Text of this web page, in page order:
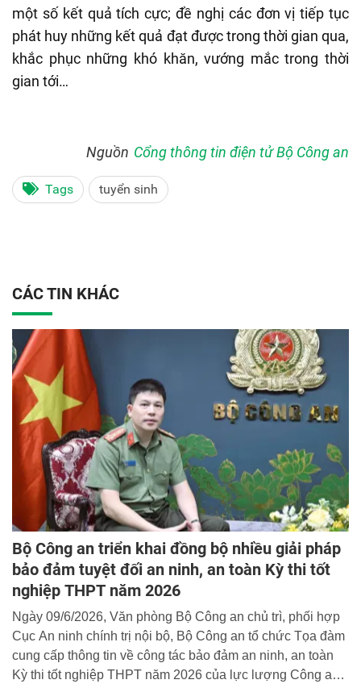
một số kết quả tích cực; đề nghị các đơn vị tiếp tục
phát huy những kết quả đạt được trong thời gian qua,
khắc phục những khó khăn, vướng mắc trong thời
gian tới…
Nguồn Cổng thông tin điện tử Bộ Công an
Tags tuyển sinh
CÁC TIN KHÁC
Bộ Công an triển khai đồng bộ nhiều giải pháp
bảo đảm tuyệt đối an ninh, an toàn Kỳ thi tốt
nghiệp THPT năm 2026
Ngày 09/6/2026, Văn phòng Bộ Công an chủ trì, phối hợp
Cục An ninh chính trị nội bộ, Bộ Công an tổ chức Tọa đàm
cung cấp thông tin về công tác bảo đảm an ninh, an toàn
Kỳ thi tốt nghiệp THPT năm 2026 của lực lượng Công an